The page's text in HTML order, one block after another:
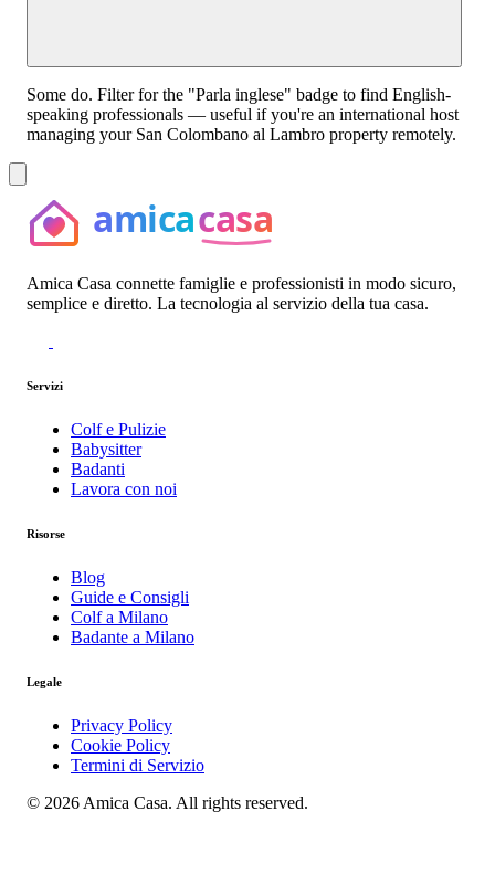
Some do. Filter for the "Parla inglese" badge to find English-
speaking professionals — useful if you're an international host
managing your San Colombano al Lambro property remotely.
Amica Casa connette famiglie e professionisti in modo sicuro,
semplice e diretto. La tecnologia al servizio della tua casa.
Servizi
Colf e Pulizie
Babysitter
Badanti
Lavora con noi
Risorse
Blog
Guide e Consigli
Colf a Milano
Badante a Milano
Legale
Privacy Policy
Cookie Policy
Termini di Servizio
© 2026 Amica Casa. All rights reserved.